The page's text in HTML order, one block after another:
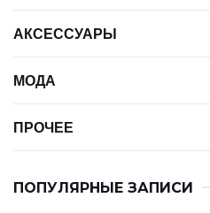
АКСЕССУАРЫ
МОДА
ПРОЧЕЕ
ПОПУЛЯРНЫЕ ЗАПИСИ